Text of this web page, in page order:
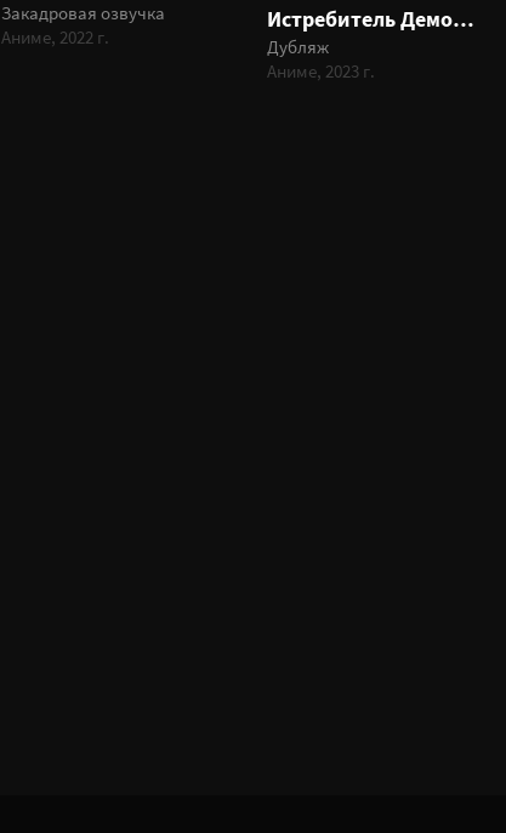
Закадровая озвучка
Аниме, 2022 г.
Истребитель Демонов 3: Деревня кузнецов
Дубляж
Аниме, 2023 г.